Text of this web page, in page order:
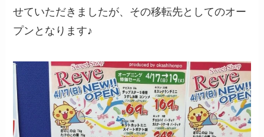
せていただきましたが、その移転先としてのオー
プンとなります♪